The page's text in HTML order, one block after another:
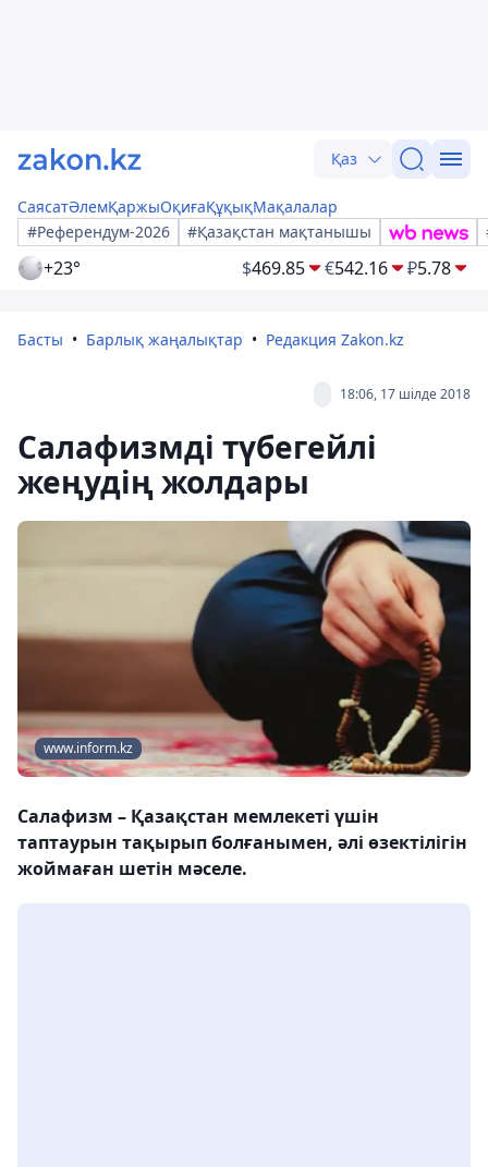
Қаз
СаясатӘлемҚаржыОқиғаҚұқықМақалалар
#Референдум-2026
#Қазақстан мақтанышы
+23° $469.85 €542.16 ₽5.78
Басты Барлық жаңалықтар Редакция Zakon.kz
18:06, 17 шілде 2018
Салафизмді түбегейлі
жеңудің жолдары
www.inform.kz
Салафизм – Қазақстан мемлекеті үшін
таптаурын тақырып болғанымен, әлі өзектілігін
жоймаған шетін мәселе.